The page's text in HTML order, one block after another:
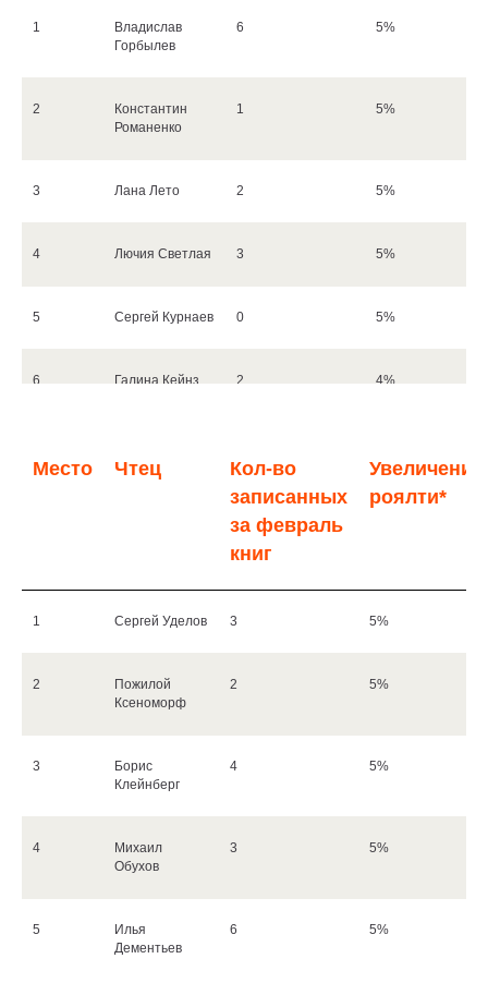
1
Владислав
Горбылев
6 5%
2
Константин
Романенко
1 5%
3 Лана Лето 2 5%
4 Лючия Светлая 3 5%
5 Сергей Курнаев 0 5%
6 Галина Кейнз 2 4%
2 4%
9 Синяя Краска 1 4%
Tasha Sim
Место Чтец
Кол-во
записанных
за февраль
книг
Увеличение
роялти*
1 Сергей Уделов 3 5%
2
Пожилой
Ксеноморф
2 5%
3
Борис
Клейнберг
4 5%
4
Михаил
Обухов
3 5%
5
Илья
Дементьев
6 5%